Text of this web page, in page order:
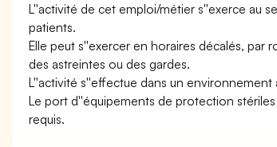
L''activité de cet emploi/métier s''exerce au
patients.
Elle peut s''exercer en horaires décalés, par
des astreintes ou des gardes.
L''activité s''effectue dans un
Le port d''équipements de protection
requis.